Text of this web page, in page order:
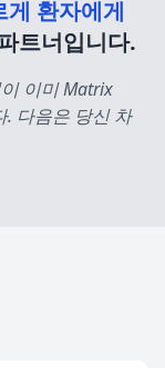
게 환자에게
트너입니다.
이미 Matrix
. 다음은 당신 차